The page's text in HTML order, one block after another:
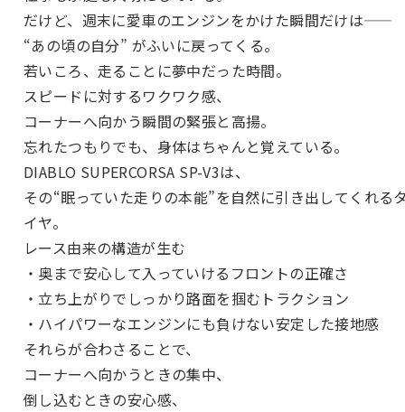
だけど、週末に愛車のエンジンをかけた瞬間だけは——
“あの頃の自分” がふいに戻ってくる。
若いころ、走ることに夢中だった時間。
スピードに対するワクワク感、
コーナーへ向かう瞬間の緊張と高揚。
忘れたつもりでも、身体はちゃんと覚えている。
DIABLO SUPERCORSA SP-V3は、
その“眠っていた走りの本能”を自然に引き出してくれる
イヤ。
レース由来の構造が生む
・奥まで安心して入っていけるフロントの正確さ
・立ち上がりでしっかり路面を掴むトラクション
・ハイパワーなエンジンにも負けない安定した接地感
それらが合わさることで、
コーナーへ向かうときの集中、
倒し込むときの安心感、